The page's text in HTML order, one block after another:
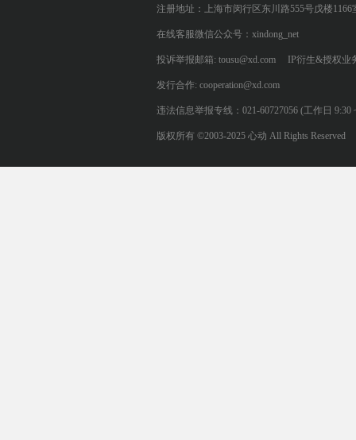
注册地址：上海市闵行区东川路555号戊楼1166
在线客服微信公众号：xindong_net
投诉举报邮箱: tousu@xd.com IP衍生&授权业
发行合作: cooperation@xd.com
违法信息举报专线：021-60727056 (工作日 9:30
版权所有 ©2003-2025 心动 All Rights Reserved